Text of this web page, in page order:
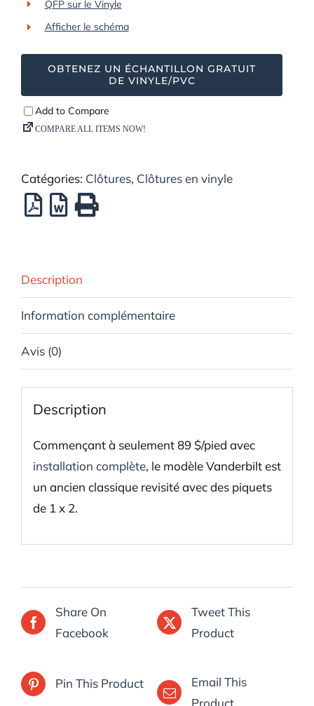
QFP sur le Vinyle
Afficher le schéma
OBTENEZ UN ÉCHANTILLON GRATUIT
DE VINYLE/PVC
Catégories: Clôtures, Clôtures en vinyle
Description
Information complémentaire
Avis (0)
Description
Commençant à seulement 89 $/pied avec
installation complète, le modèle Vanderbilt est
un ancien classique revisité avec des piquets
de 1 x 2.
Share On
Facebook
Tweet This
Product
Pin This Product
Email This
Product